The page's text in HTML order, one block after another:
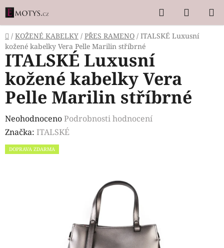
Přejít
na
obsah
Hledat
KOŠÍK
Domů
/ KOŽENÉ KABELKY / PŘES RAMENO / ITALSKÉ Luxusní
kožené kabelky Vera Pelle Marilin stříbrné
ITALSKÉ Luxusní
kožené kabelky Vera
Pelle Marilin stříbrné
Průměrné
hodnocení
produktu
NeohodnocenoPodrobnosti hodnocení
Značka: ITALSKÉ
DOPRAVA ZDARMA